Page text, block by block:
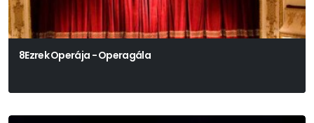
8Ezrek Operája - Operagála